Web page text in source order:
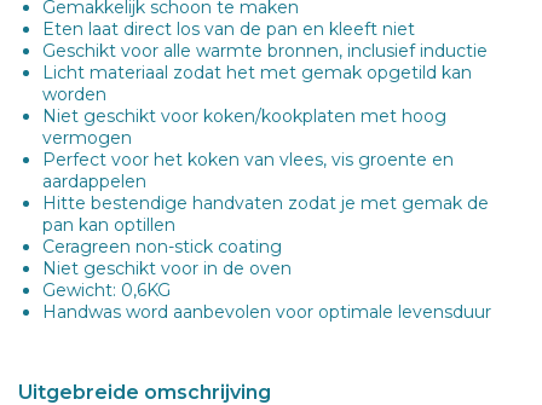
Gemakkelijk schoon te maken
Eten laat direct los van de pan en kleeft niet
Geschikt voor alle warmte bronnen, inclusief inductie
Licht materiaal zodat het met gemak opgetild kan
worden
Niet geschikt voor koken/kookplaten met hoog
vermogen
Perfect voor het koken van vlees, vis groente en
aardappelen
Hitte bestendige handvaten zodat je met gemak de
pan kan optillen
Ceragreen non-stick coating
Niet geschikt voor in de oven
Gewicht: 0,6KG
Handwas word aanbevolen voor optimale levensduur
Uitgebreide omschrijving